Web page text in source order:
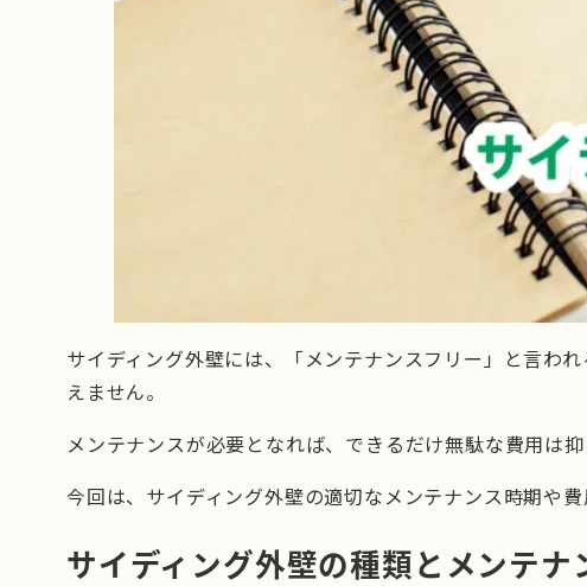
サイディング外壁には、「メンテナンスフリー」と言わ
えません。
メンテナンスが必要となれば、できるだけ無駄な費用は
今回は、サイディング外壁の適切なメンテナンス時期や費
サイディング外壁の種類とメンテナ